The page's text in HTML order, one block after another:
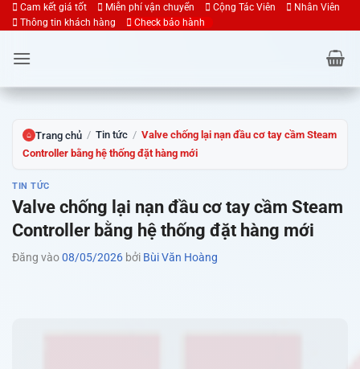
Bỏ
qua
nội
dung
Cam kết giá tốt Miễn phí vận chuyển Cộng Tác Viên
Nhân Viên
Thông tin khách hàng
Check bảo hành
⌂ Trang chủ / Tin tức / Valve chống lại nạn đầu cơ tay cầm Steam
Controller bằng hệ thống đặt hàng mới
TIN TỨC
Valve chống lại nạn đầu cơ tay cầm Steam
Controller bằng hệ thống đặt hàng mới
Đăng vào08/05/2026 bởi Bùi Văn Hoàng